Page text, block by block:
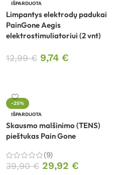
IŠPARDUOTA
Limpantys elektrodų padukai
PainGone Aegis
elektrostimuliatoriui (2 vnt)
12,99€ 9,74 €
-25%
IŠPARDUOTA
Skausmo malšinimo (TENS)
pieštukas Pain Gone
(9)
39,90€ 29,92 €